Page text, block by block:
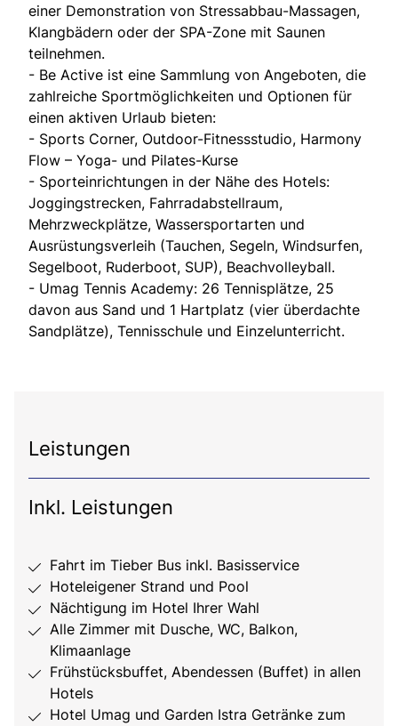
einer Demonstration von Stressabbau-Massagen,
Klangbädern oder der SPA-Zone mit Saunen
teilnehmen.
- Be Active ist eine Sammlung von Angeboten, die
zahlreiche Sportmöglichkeiten und Optionen für
einen aktiven Urlaub bieten:
- Sports Corner, Outdoor-Fitnessstudio, Harmony
Flow – Yoga- und Pilates-Kurse
- Sporteinrichtungen in der Nähe des Hotels:
Joggingstrecken, Fahrradabstellraum,
Mehrzweckplätze, Wassersportarten und
Ausrüstungsverleih (Tauchen, Segeln, Windsurfen,
Segelboot, Ruderboot, SUP), Beachvolleyball.
- Umag Tennis Academy: 26 Tennisplätze, 25
davon aus Sand und 1 Hartplatz (vier überdachte
Sandplätze), Tennisschule und Einzelunterricht.
Leistungen
Inkl. Leistungen
Fahrt im Tieber Bus inkl. Basisservice
Hoteleigener Strand und Pool
Nächtigung im Hotel Ihrer Wahl
Alle Zimmer mit Dusche, WC, Balkon,
Klimaanlage
Frühstücksbuffet, Abendessen (Buffet) in allen
Hotels
Hotel Umag und Garden Istra Getränke zum